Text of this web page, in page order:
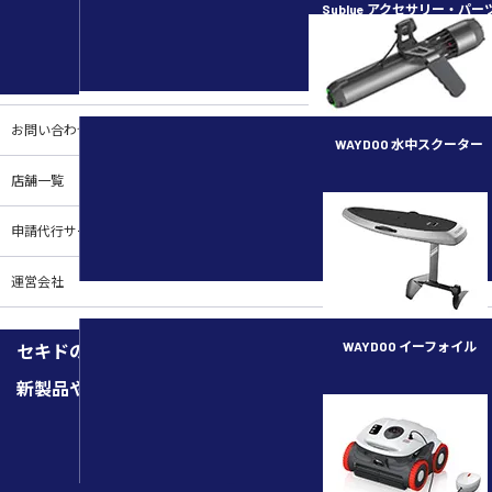
Sublue アクセサリー・パー
WAYDOO 水中スクーター
WAYDOO イーフォイル
お問い合わせ
店舗一覧
申請代行サービス
運営会社
セキドのメルマガを購読しませんか
新製品や機能紹介、キャンペーン、イベントなどの最新情報
メルマガ登録はこちらから